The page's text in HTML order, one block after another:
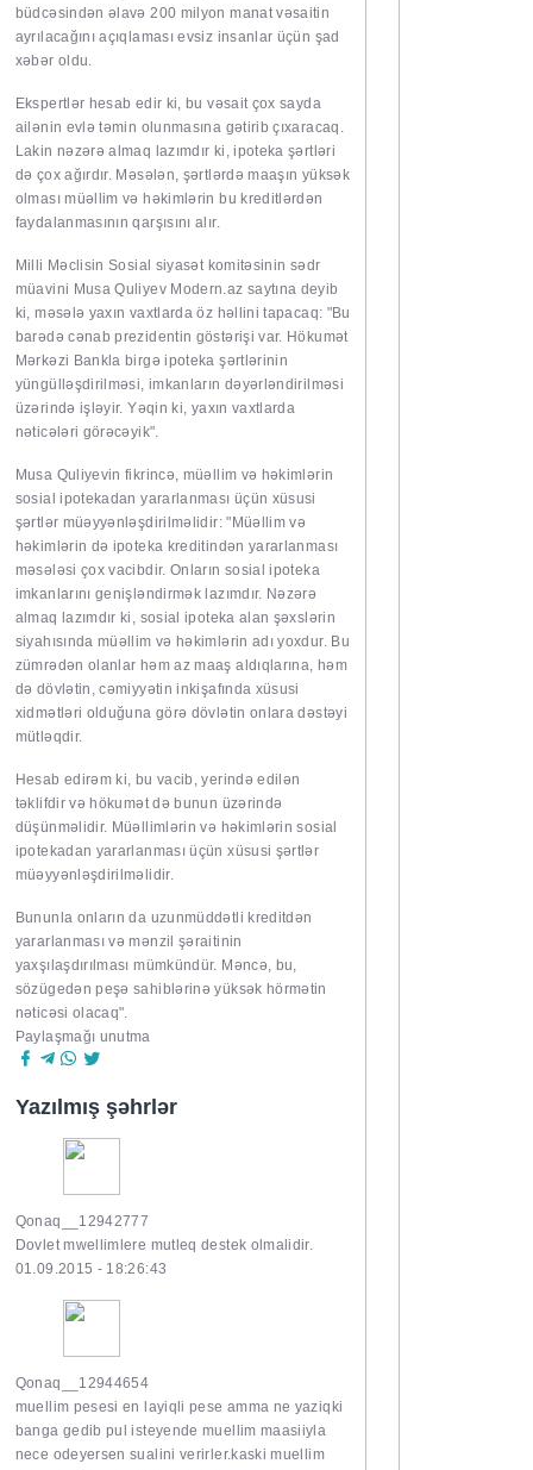
büdcəsindən əlavə 200 milyon manat vəsaitin
ayrılacağını açıqlaması evsiz insanlar üçün şad
xəbər oldu.
Ekspertlər hesab edir ki, bu vəsait çox sayda
ailənin evlə təmin olunmasına gətirib çıxaracaq.
Lakin nəzərə almaq lazımdır ki, ipoteka şərtləri
də çox ağırdır. Məsələn, şərtlərdə maaşın yüksək
olması müəllim və həkimlərin bu kreditlərdən
faydalanmasının qarşısını alır.
Milli Məclisin Sosial siyasət komitəsinin sədr
müavini Musa Quliyev Modern.az saytına deyib
ki, məsələ yaxın vaxtlarda öz həllini tapacaq: "Bu
barədə cənab prezidentin göstərişi var. Hökumət
Mərkəzi Bankla birgə ipoteka şərtlərinin
yüngülləşdirilməsi, imkanların dəyərləndirilməsi
üzərində işləyir. Yəqin ki, yaxın vaxtlarda
nəticələri görəcəyik".
Musa Quliyevin fikrincə, müəllim və həkimlərin
sosial ipotekadan yararlanması üçün xüsusi
şərtlər müəyyənləşdirilməlidir: "Müəllim və
həkimlərin də ipoteka kreditindən yararlanması
məsələsi çox vacibdir. Onların sosial ipoteka
imkanlarını genişləndirmək lazımdır. Nəzərə
almaq lazımdır ki, sosial ipoteka alan şəxslərin
siyahısında müəllim və həkimlərin adı yoxdur. Bu
zümrədən olanlar həm az maaş aldıqlarına, həm
də dövlətin, cəmiyyətin inkişafında xüsusi
xidmətləri olduğuna görə dövlətin onlara dəstəyi
mütləqdir.
Hesab edirəm ki, bu vacib, yerində edilən
təklifdir və hökumət də bunun üzərində
düşünməlidir. Müəllimlərin və həkimlərin sosial
ipotekadan yararlanması üçün xüsusi şərtlər
müəyyənləşdirilməlidir.
Bununla onların da uzunmüddətli kreditdən
yararlanması və mənzil şəraitinin
yaxşılaşdırılması mümkündür. Məncə, bu,
sözügedən peşə sahiblərinə yüksək hörmətin
nəticəsi olacaq".
Paylaşmağı unutma
Yazılmış şəhrlər
Qonaq__12942777
Dovlet mwellimlere mutleq destek olmalidir.
01.09.2015 - 18:26:43
Qonaq__12944654
muellim pesesi en layiqli pese amma ne yaziqki
banga gedib pul isteyende muellim maasiiyla
nece odeyersen sualini verirler.kaski muellim